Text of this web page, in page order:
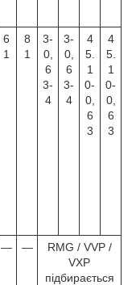
6
1
8
1
3-
0,
6
3-
4
3-
0,
6
3-
4
4
5.
1
0-
0,
6
3
4
5.
1
0-
0,
6
3
— —
RMG / VVP /
VXP
підбирається